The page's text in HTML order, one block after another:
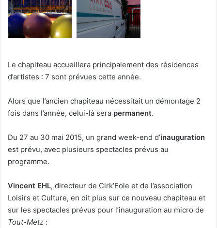
Le chapiteau accueillera principalement des résidences
d’artistes : 7 sont prévues cette année.
Alors que l’ancien chapiteau nécessitait un démontage 2
fois dans l’année, celui-là sera permanent.
Du 27 au 30 mai 2015, un grand week-end d’inauguration
est prévu, avec plusieurs spectacles prévus au
programme.
Vincent EHL, directeur de Cirk’Eole et de l’association
Loisirs et Culture, en dit plus sur ce nouveau chapiteau et
sur les spectacles prévus pour l’inauguration au micro de
Tout-Metz :